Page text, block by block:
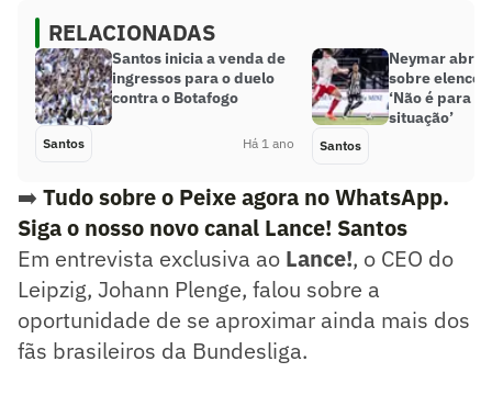
RELACIONADAS
Santos inicia a venda de
ingressos para o duelo
contra o Botafogo
Santos Há 1 ano
Neymar abre
sobre elenco
‘Não é para
situação’
Santos
➡️ Tudo sobre o Peixe agora no WhatsApp.
Siga o nosso novo canal Lance! Santos
Em entrevista exclusiva ao Lance!, o CEO do
Leipzig, Johann Plenge, falou sobre a
oportunidade de se aproximar ainda mais dos
fãs brasileiros da Bundesliga.